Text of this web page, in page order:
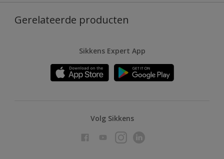
Gerelateerde producten
Sikkens Expert App
Volg Sikkens